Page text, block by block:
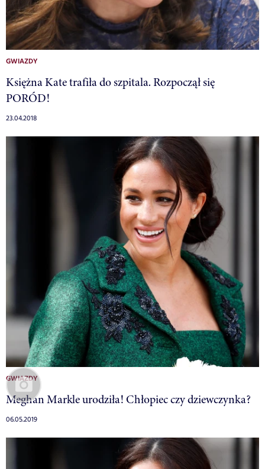
GWIAZDY
Księżna Kate trafiła do szpitala. Rozpoczął się
PORÓD!
23.04.2018
GWIAZDY
Meghan Markle urodziła! Chłopiec czy dziewczynka?
06.05.2019